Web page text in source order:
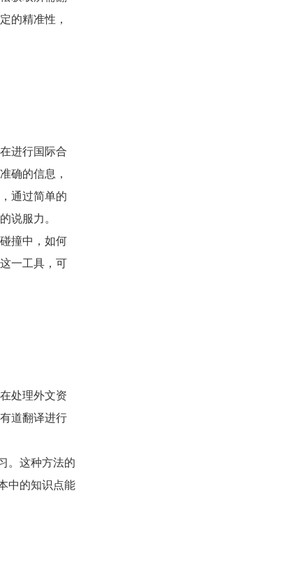
的精准性，
进行国际合
确的信息，
通过简单的
说服力。
撞中，如何
一工具，可
处理外文资
道翻译进行
。这种方法的
中的知识点能